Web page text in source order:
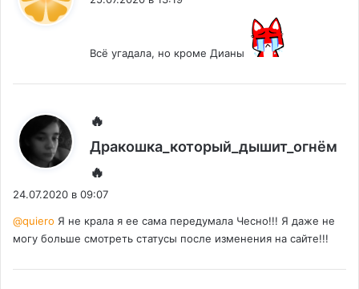
Всё угадала, но кроме Дианы
🔥
Дракошка_который_дышит_огнём
🔥
24.07.2020 в 09:07
@quiero Я не крала я ее сама передумала Чесно!!! Я даже не
могу больше смотреть статусы после изменения на сайте!!!